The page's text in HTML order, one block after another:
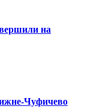
на
Чуфичево